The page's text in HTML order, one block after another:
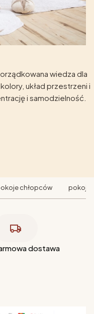
wiedza dla
układ przestrzeni i
i samodzielność.
chłopców pokoje
dostawa